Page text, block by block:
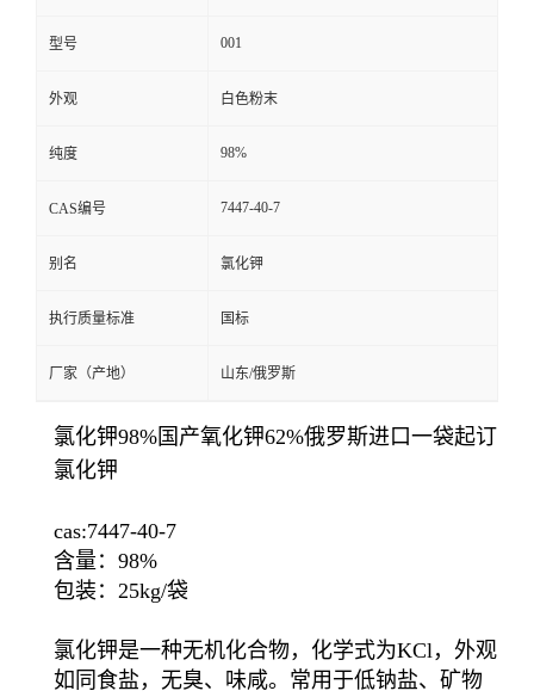
型号 001
外观 白色粉末
纯度 98%
CAS编号 7447-40-7
别名 氯化钾
执行质量标准 国标
厂家（产地） 山东/俄罗斯
氯化钾98%国产氧化钾62%俄罗斯进口一袋起订
氯化钾
cas:7447-40-7
含量：98%
包装：25kg/袋
氯化钾是一种无机化合物，化学式为KCl，外观
如同食盐，无臭、味咸。常用于低钠盐、矿物